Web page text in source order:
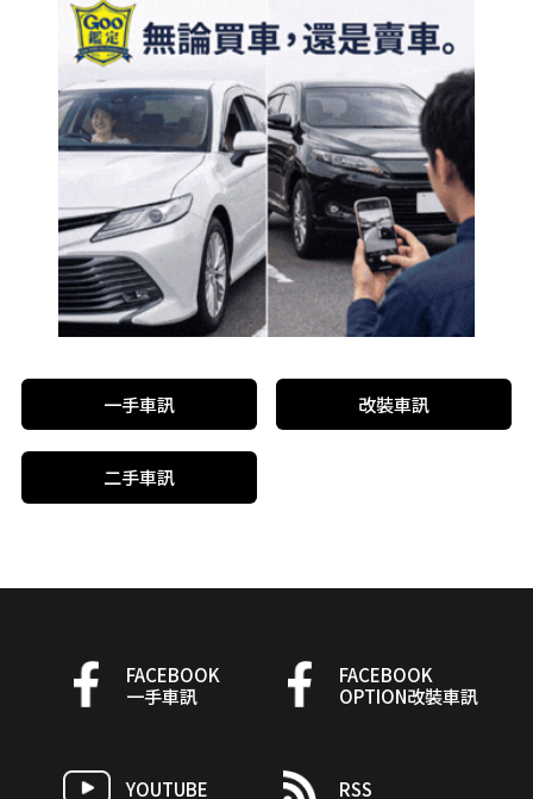
一手車訊 改裝車訊
二手車訊
FACEBOOK
一手車訊
FACEBOOK
OPTION改裝車訊
YOUTUBE RSS